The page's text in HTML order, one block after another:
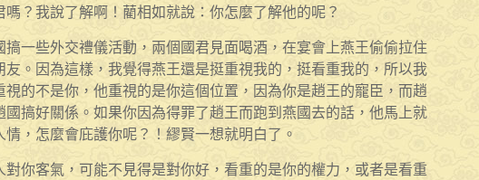
？我說了解啊！藺相如就說：你怎麼了解他的呢？
一些外交禮儀活動，兩個國君見面喝酒，在宴會上燕王偷偷拉住
。因為這樣，我覺得燕王還是挺重視我的，挺看重我的，所以我
的不是你，他重視的是你這個位置，因為你是趙王的寵臣，而趙
搞好關係。如果你因為得罪了趙王而跑到燕國去的話，他馬上就
，怎麼會庇護你呢？！繆賢一想就明白了。
你客氣，可能不見得是對你好，看重的是你的權力，或者是看重